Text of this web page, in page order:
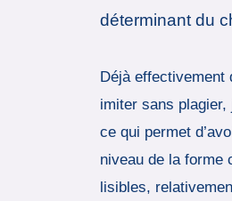
déterminant du
Déjà
imiter sans
ce qui permet
niveau de la forme
lisibles,